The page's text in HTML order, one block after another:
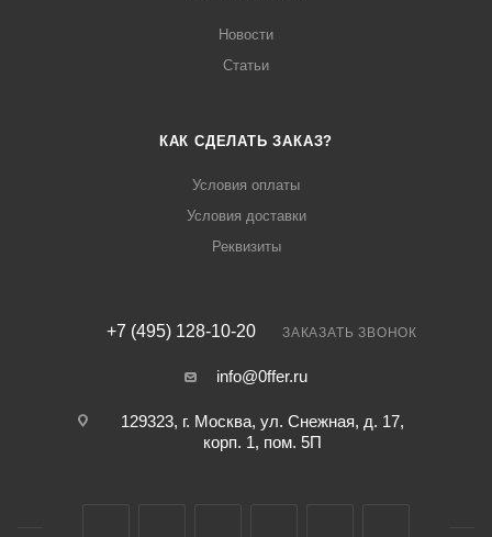
Новости
Статьи
КАК СДЕЛАТЬ ЗАКАЗ?
Условия оплаты
Условия доставки
Реквизиты
+7 (495) 128-10-20 ЗАКАЗАТЬ ЗВОНОК
info@0ffer.ru
129323, г. Москва, ул. Снежная, д. 17,
корп. 1, пом. 5П